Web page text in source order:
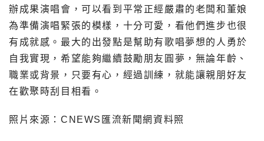
辦成果演唱會，可以看到平常正經嚴肅的老闆和董娘
為準備演唱緊張的模樣，十分可愛，看他們進步也很
有成就感。最大的出發點是幫助有歌唱夢想的人勇於
自我實現，希望能夠繼續鼓勵朋友圓夢，無論年齡、
職業或背景，只要有心，經過訓練，就能讓親朋好友
在歡聚時刮目相看。
照片來源：CNEWS匯流新聞網資料照